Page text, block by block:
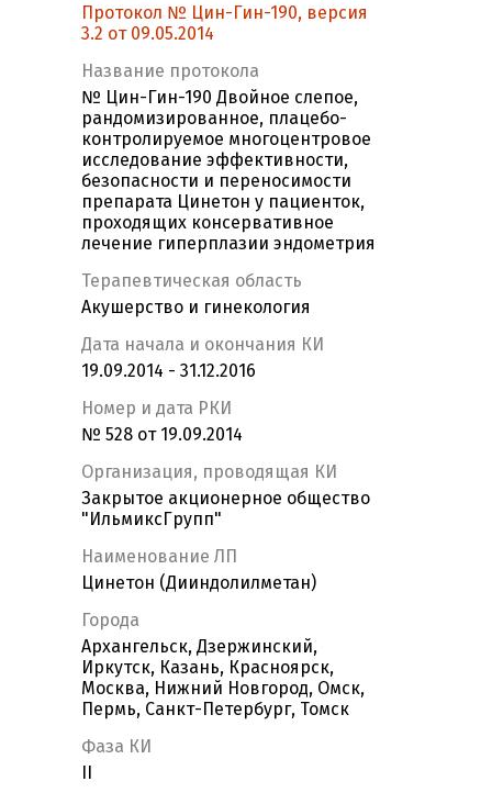
Протокол № Цин-Гин-190, версия
3.2 от 09.05.2014
Название протокола
№ Цин-Гин-190 Двойное слепое,
рандомизированное, плацебо-
контролируемое многоцентровое
исследование эффективности,
безопасности и переносимости
препарата Цинетон у пациенток,
проходящих консервативное
лечение гиперплазии эндометрия
Терапевтическая область
Акушерство и гинекология
Дата начала и окончания КИ
19.09.2014 - 31.12.2016
Номер и дата РКИ
№ 528 от 19.09.2014
Организация, проводящая КИ
Закрытое акционерное общество
"ИльмиксГрупп"
Наименование ЛП
Цинетон (Дииндолилметан)
Города
Архангельск, Дзержинский,
Иркутск, Казань, Красноярск,
Москва, Нижний Новгород, Омск,
Пермь, Санкт-Петербург, Томск
Фаза КИ